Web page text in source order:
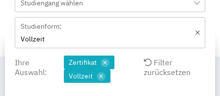
Studiengang wählen
Studienform:
Vollzeit
Ihre
Auswahl:
Zertifikat
Vollzeit
Filter
zurücksetzen